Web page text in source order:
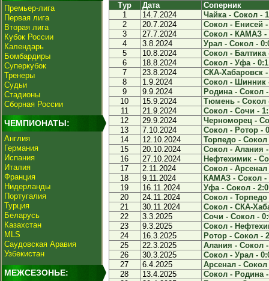
Премьер-лига
Первая лига
Вторая лига
Кубок России
Календарь
Бомбардиры
Суперкубок
Тренеры
Судьи
Стадионы
Сборная России
ЧЕМПИОНАТЫ:
Англия
Германия
Испания
Италия
Франция
Нидерланды
Португалия
Турция
Беларусь
Казахстан
MLS
Саудовская Аравия
Узбекистан
МЕЖСЕЗОНЬЕ:
Тур Дата
Соперник
1
14.7.2024
Чайка - Сокол -
2
20.7.2024
Сокол - Енисей -
3
27.7.2024
Сокол - КАМАЗ -
4
3.8.2024
Урал - Сокол -
5
10.8.2024
Сокол - Балтика
6
18.8.2024
Сокол - Уфа - 0:1
7
23.8.2024
СКА-Хабаровск
8
1.9.2024
Сокол - Шинник
9
9.9.2024
Родина - Сокол
10
15.9.2024
Тюмень - Сокол
11
21.9.2024
Сокол - Сочи -
12
29.9.2024
Черноморец -
13
7.10.2024
Сокол - Ротор -
14
12.10.2024
Торпедо - Сокол
15
20.10.2024
Сокол - Алания
16
27.10.2024
Нефтехимик -
17
2.11.2024
Сокол - Арсенал
18
9.11.2024
КАМАЗ - Сокол -
19
16.11.2024
Уфа - Сокол - 2:0
20
24.11.2024
Сокол - Торпедо
21
30.11.2024
Сокол - СКА-
22
3.3.2025
Сочи - Сокол -
23
9.3.2025
Сокол -
24
16.3.2025
Ротор - Сокол -
25
22.3.2025
Алания - Сокол
26
30.3.2025
Сокол - Урал -
27
6.4.2025
Арсенал - Сокол
28
13.4.2025
Сокол - Родина